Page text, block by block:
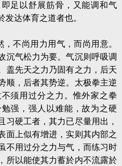
足以舒展筋骨，又能调和气
达体育之道者也。
不尚用力用气，而尚用意。
沉气松力为要。气沉则呼吸调
盖先天之力乃固有之力，后天
顺，后者其势逆。太极拳主逆
须用过分之力。惟外家之拳
强，强人以难能，故为之硬
习硬工者，其力已尽量用出，
面上似有增进，实则其内部之
不用过分之力与气，而练习时
所以能使其力蓄於内不流露於